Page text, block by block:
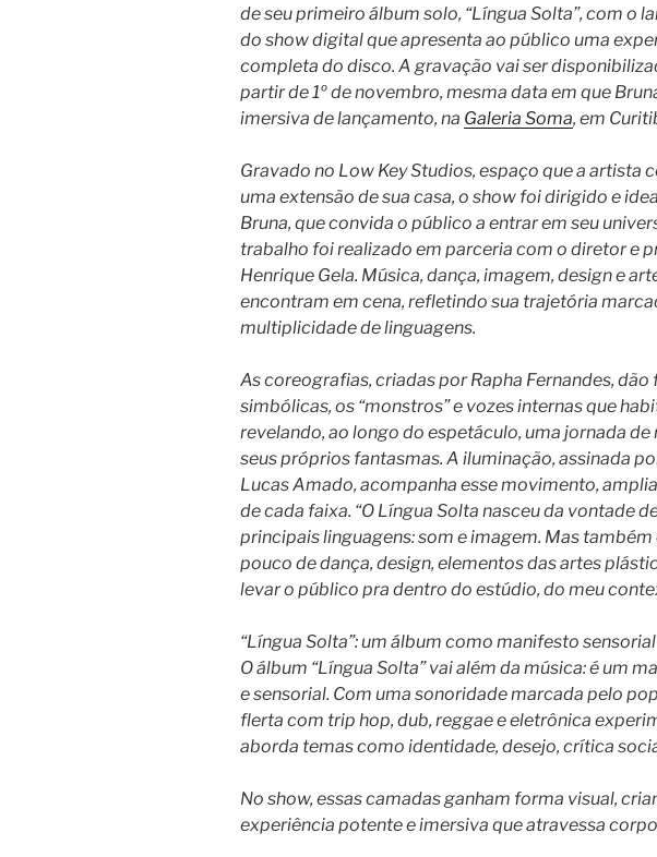
de seu primeiro álbum solo, “Língua Solta”, com o
do show digital que apresenta ao público uma
completa do disco. A gravação vai ser
partir de 1º de novembro, mesma data em que
imersiva de lançamento, na Galeria Soma, em
Gravado no Low Key Studios, espaço que a artista
uma extensão de sua casa, o show foi dirigido e
Bruna, que convida o público a entrar em seu
trabalho foi realizado em parceria com o diretor e
Henrique Gela. Música, dança, imagem, design e
encontram em cena, refletindo sua trajetória
multiplicidade de linguagens.
As coreografias, criadas por Rapha Fernandes,
simbólicas, os “monstros” e vozes internas que
revelando, ao longo do espetáculo, uma jornada
seus próprios fantasmas. A iluminação, assinada
Lucas Amado, acompanha esse movimento,
de cada faixa. “O Língua Solta nasceu da vontade
principais linguagens: som e imagem. Mas também
pouco de dança, design, elementos das artes
levar o público pra dentro do estúdio, do meu
“Língua Solta”: um álbum como manifesto sensorial
O álbum “Língua Solta” vai além da música: é um
e sensorial. Com uma sonoridade marcada pelo
flerta com trip hop, dub, reggae e eletrônica
aborda temas como identidade, desejo, crítica
No show, essas camadas ganham forma visual,
experiência potente e imersiva que atravessa